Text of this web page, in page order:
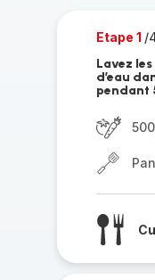
Etape 1 /
Lavez
d’eau
pendant